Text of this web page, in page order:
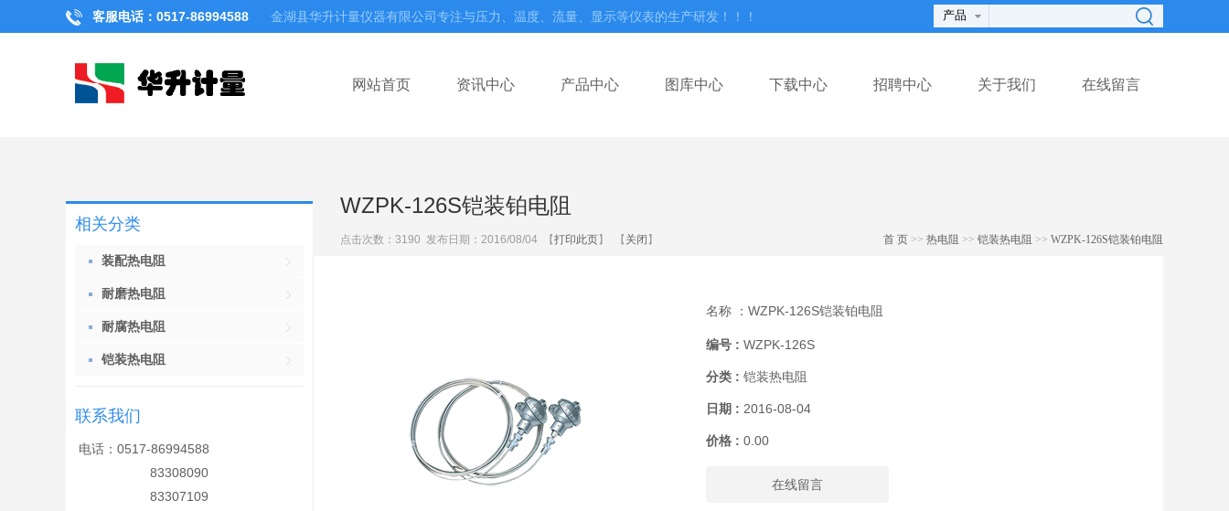
客服电话：0517-86994588 金湖县华升计量仪器有限公司专注与压力、温度、流量、显示等仪表的生产研发！！！
网站首页 资讯中心 产品中心 图库中心 下载中心 招聘中心 关于我们 在线留言
WZPK-126S铠装铂电阻
点击次数： 3190 发布日期：2016/08/04 【打印此页】 【 关闭 】 首 页 >> 热电阻 >> 铠装热电阻 >> WZPK-126S铠装铂电阻
相关分类
装配热电阻
耐磨热电阻
耐腐热电阻
铠装热电阻
联系我们
电话：0517-86994588
83308090
83307109
名称 ： WZPK-126S铠装铂电阻
编号 : WZPK-126S
分类 : 铠装热电阻
日期 : 2016-08-04
价格 : 0.00
在线留言